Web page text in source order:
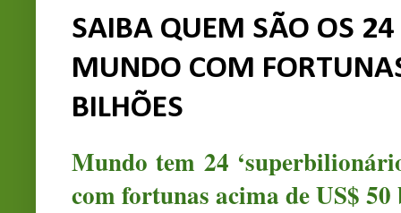
SAIBA QUEM SÃO OS
MUNDO COM
BILHÕES
Mundo tem 24
com fortunas acima de US$ 50